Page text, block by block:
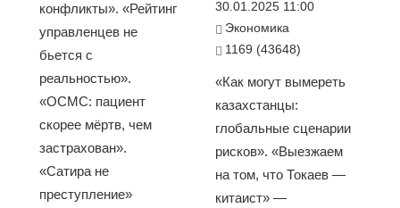
конфликты». «Рейтинг
управленцев не
бьется с
реальностью».
«ОСМС: пациент
скорее мёртв, чем
застрахован».
«Сатира не
преступление»
30.01.2025 11:00
Экономика
1169 (43648)
«Как могут вымереть
казахстанцы:
глобальные сценарии
рисков». «Выезжаем
на том, что Токаев —
китаист» —